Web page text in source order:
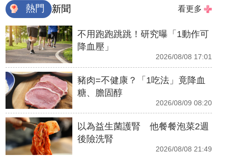
熱門 新聞 看更多
不用跑跑跳跳！研究曝「1動作可
降血壓」
2026/08/08 17:01
豬肉=不健康？「1吃法」竟降血
糖、膽固醇
2026/08/09 08:20
以為益生菌護腎 他餐餐泡菜2週
後險洗腎
2026/08/08 21:49